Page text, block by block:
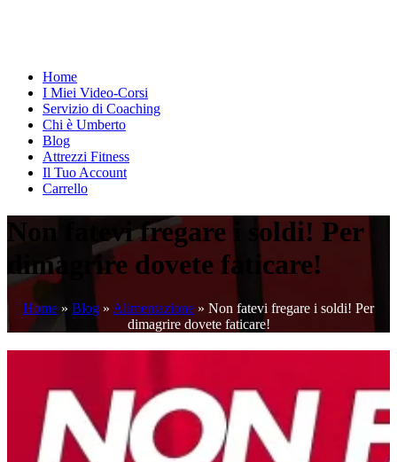
Home
I Miei Video-Corsi
Servizio di Coaching
Chi è Umberto
Blog
Attrezzi Fitness
Il Tuo Account
Carrello
Non fatevi fregare i soldi! Per
dimagrire dovete faticare!
Home » Blog » Alimentazione » Non fatevi fregare i soldi! Per
dimagrire dovete faticare!